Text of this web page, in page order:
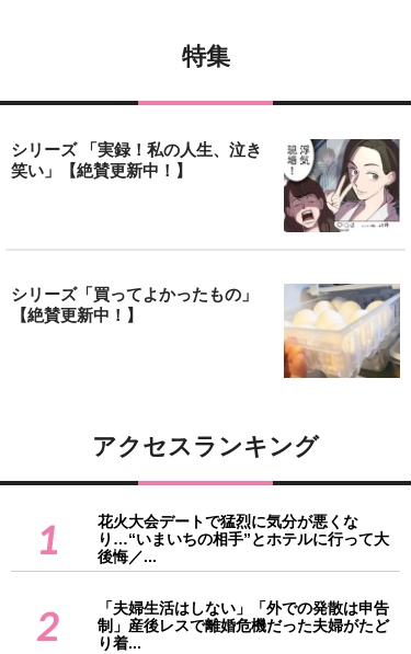
特集
シリーズ 「実録！私の人生、泣き
笑い」【絶賛更新中！】
シリーズ「買ってよかったもの」
【絶賛更新中！】
アクセスランキング
1
花火大会デートで猛烈に気分が悪くな
り…“いまいちの相手”とホテルに行って大
後悔／...
2
「夫婦生活はしない」「外での発散は申告
制」産後レスで離婚危機だった夫婦がたど
り着...